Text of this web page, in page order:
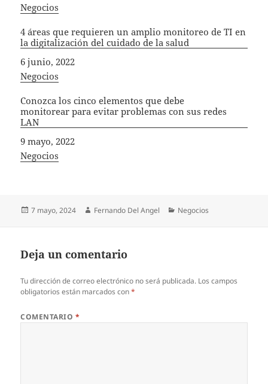
In relation to
Negocios
4 áreas que requieren un amplio monitoreo de TI en
la digitalización del cuidado de la salud
Fecha
6 junio, 2022
In relation to
Negocios
Conozca los cinco elementos que debe
monitorear para evitar problemas con sus redes
LAN
Fecha
9 mayo, 2022
In relation to
Negocios
Publicado
7 mayo, 2024 Autor
Fernando Del Angel Categorías
Negocios
Deja un comentario
Tu dirección de correo electrónico no será publicada. Los campos
obligatorios están marcados con*
COMENTARIO *